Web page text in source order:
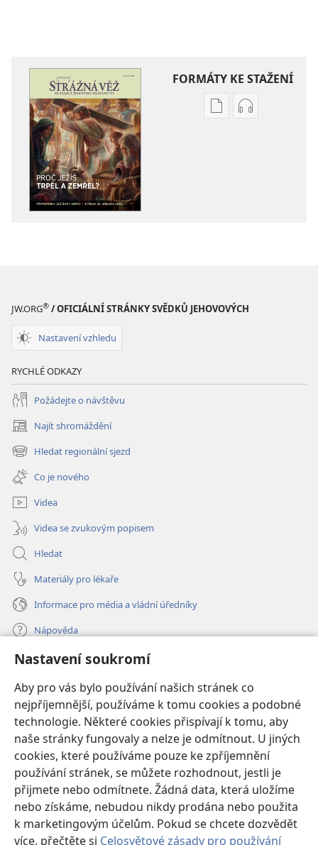
Nastavení soukromí
Aby pro vás bylo používání našich stránek co
nejpříjemnější, používáme k tomu cookies a podobné
technologie. Některé cookies přispívají k tomu, aby
naše stránky fungovaly a nelze je odmítnout. U jiných
cookies, které používáme pouze ke zpříjemnění
používání stránek, se můžete rozhodnout, jestli je
přijmete nebo odmítnete. Žádná data, která uložíme
nebo získáme, nebudou nikdy prodána nebo použita
k marketingovým účelům. Pokud se chcete dozvědět
více, přečtěte si Celosvětové zásady pro používání
FORMÁTY KE STAŽENÍ
FormátyFormáty
JW.ORG® / OFICIÁLNÍ STRÁNKY SVĚDKŮ JEHOVOVÝCH
Nastavení vzhledu
RYCHLÉ ODKAZY
Požádejte o návštěvu
Najít shromáždění
(otevřeno
nové
okno)
Hledat regionální sjezd
(otevřeno
nové
okno)
Co je nového
Videa
Videa se zvukovým popisem
Hledat
Materiály pro lékaře
Informace pro média a vládní úředníky
Nápověda
Dary
nové
okno) ONLINE KNIHOVNA Strážné věže
(otevřeno
nové
okno)JW Hub®
(otevřeno
nové
okno)JW Library ®
Watchtower Library